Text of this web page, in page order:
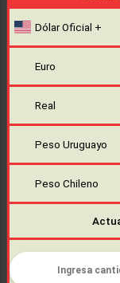
Dólar Oficial +
Euro
Real
Peso Uruguayo
Peso Chileno